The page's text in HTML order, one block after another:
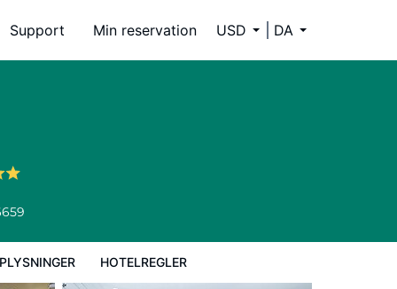
Support Min reservation USD DA
HOTELREGLER